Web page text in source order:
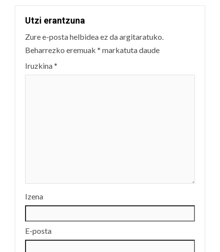
Utzi erantzuna
Zure e-posta helbidea ez da argitaratuko.
Beharrezko eremuak * markatuta daude
Iruzkina*
Izena
E-posta